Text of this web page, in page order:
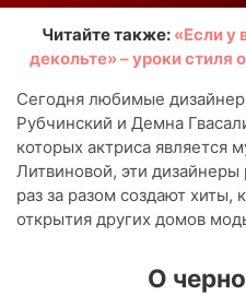
Читайте также: «Если у
декольте» – уроки стиля
Сегодня любимые
Рубчинский и Демна
которых актриса является
Литвиновой, эти дизайнеры
раз за разом создают
открытия других домов
О